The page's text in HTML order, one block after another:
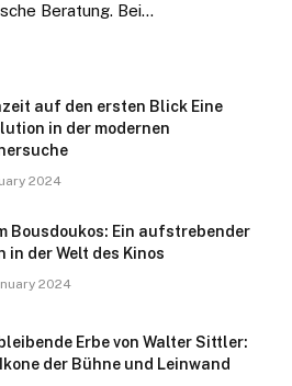
Beratung. Bei…
auf den ersten Blick Eine
in der modernen
2024
Bousdoukos: Ein aufstrebender
in der Welt des Kinos
2024
Erbe von Walter Sittler:
der Bühne und Leinwand